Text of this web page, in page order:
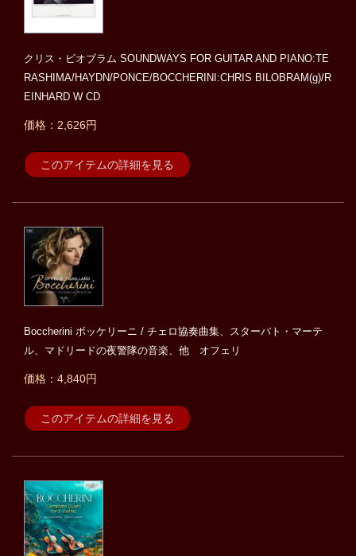
クリス・ビオブラム SOUNDWAYS FOR GUITAR AND PIANO:TE
RASHIMA/HAYDN/PONCE/BOCCHERINI:CHRIS BILOBRAM(g)/R
EINHARD W CD
価格：2,626円
このアイテムの詳細を見る
Boccherini ボッケリーニ / チェロ協奏曲集、スターバト・マーテ
ル、マドリードの夜警隊の音楽、他 オフェリ
価格：4,840円
このアイテムの詳細を見る